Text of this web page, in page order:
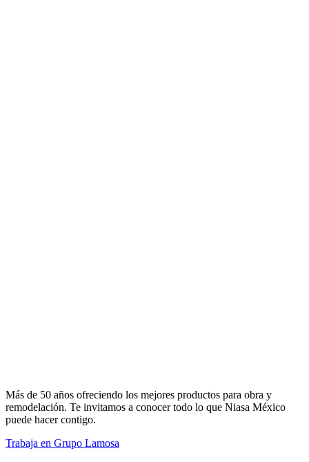
Más de 50 años ofreciendo los mejores productos para obra y
remodelación. Te invitamos a conocer todo lo que Niasa México
puede hacer contigo.
Trabaja en Grupo Lamosa